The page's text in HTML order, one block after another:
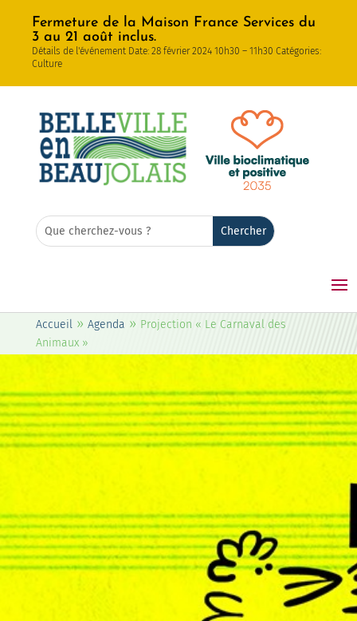
Fermeture de la Maison France Services du
3 au 21 août inclus.
Détails de l'événement Date: 28 février 2024 10h30 – 11h30 Catégories:
Culture
Rechercher:
Search
for...
Accueil» Agenda » Projection « Le Carnaval des
Animaux »